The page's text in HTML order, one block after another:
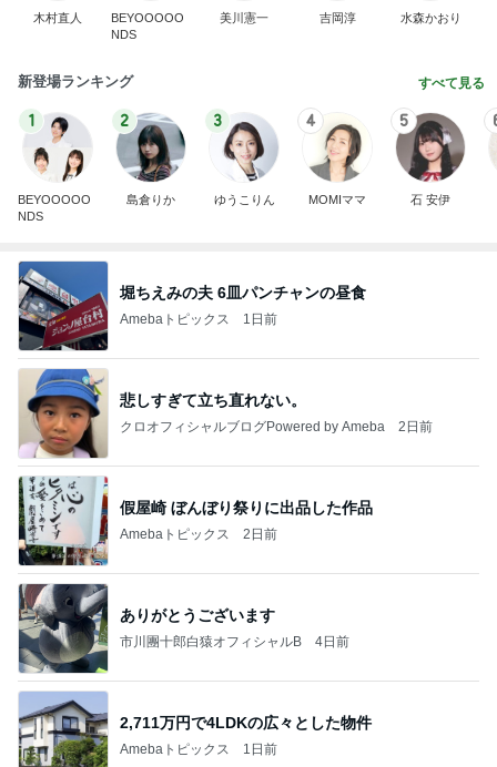
木村直人
BEYOOOOO
NDS
美川憲一 吉岡淳 水森かおり
新登場ランキング すべて見る
1
BEYOOOOO
NDS
2
島倉りか
3
ゆうこりん
4
MOMIママ
5
石 安伊
堀ちえみの夫 6皿パンチャンの昼食
Amebaトピックス 1日前
悲しすぎて立ち直れない。
クロオフィシャルブログPowered by Ameba 2日前
假屋崎 ぼんぼり祭りに出品した作品
Amebaトピックス 2日前
ありがとうございます
市川團十郎白猿オフィシャルB 4日前
2,711万円で4LDKの広々とした物件
Amebaトピックス 1日前